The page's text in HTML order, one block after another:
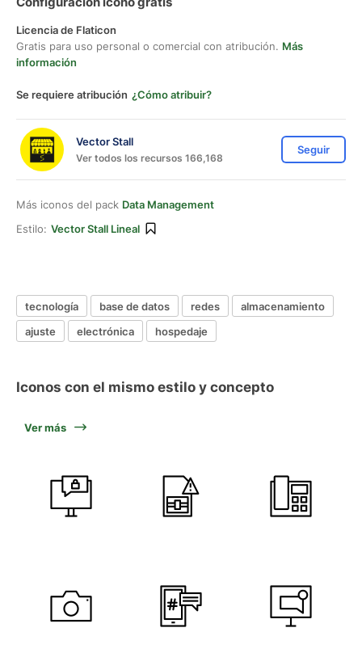
Licencia de Flaticon
Gratis para uso personal o comercial con atribución. Más
información
Se requiere atribución ¿Cómo atribuir?
Vector Stall
Ver todos los recursos 166,168
Seguir
Más iconos del pack Data Management
Estilo: Vector Stall Lineal
tecnología base de datos redes
almacenamiento
ajuste
electrónica hospedaje
Iconos con el mismo estilo y concepto
Ver más